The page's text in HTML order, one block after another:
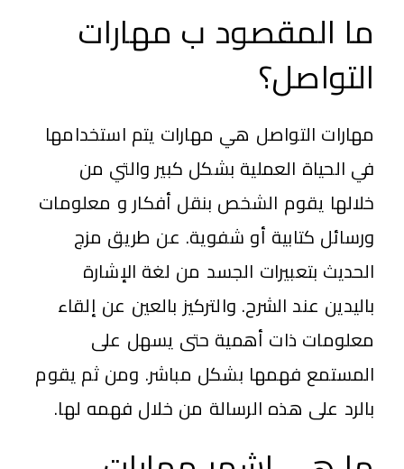
ما المقصود ب مهارات
التواصل؟
مهارات التواصل هي مهارات يتم استخدامها
في الحياة العملية بشكل كبير والتي من
خلالها يقوم الشخص بنقل أفكار و معلومات
ورسائل كتابية أو شفوية. عن طريق مزج
الحديث بتعبيرات الجسد من لغة الإشارة
باليدين عند الشرح. والتركيز بالعين عن إلقاء
معلومات ذات أهمية حتى يسهل على
المستمع فهمها بشكل مباشر. ومن ثم يقوم
بالرد على هذه الرسالة من خلال فهمه لها.